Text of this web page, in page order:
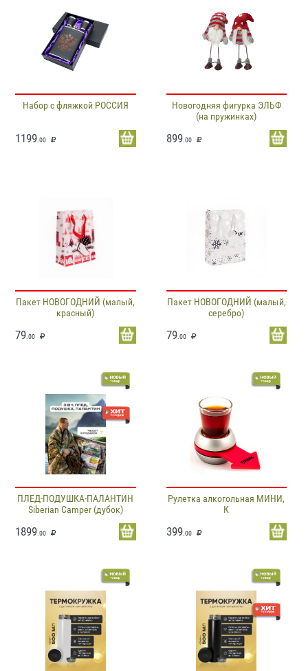
Набор с фляжкой РОССИЯ
1199 .00
Новогодняя фигурка ЭЛЬФ
(на пружинках)
899.00
Пакет НОВОГОДНИЙ (малый,
красный)
79 .00
Пакет НОВОГОДНИЙ (малый,
серебро)
79.00
ПЛЕД-ПОДУШКА-ПАЛАНТИН
Siberian Camper (дубок)
1899 .00
Рулетка алкогольная МИНИ,
К
399.00